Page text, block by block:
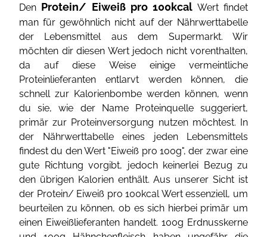
Den Protein/ Eiweiß pro 100kcal Wert findet
man für gewöhnlich nicht auf der Nährwerttabelle
der Lebensmittel aus dem Supermarkt. Wir
möchten dir diesen Wert jedoch nicht vorenthalten,
da auf diese Weise einige vermeintliche
Proteinlieferanten entlarvt werden können, die
schnell zur Kalorienbombe werden können, wenn
du sie, wie der Name Proteinquelle suggeriert,
primär zur Proteinversorgung nutzen möchtest. In
der Nährwerttabelle eines jeden Lebensmittels
findest du den Wert "Eiweiß pro 100g", der zwar eine
gute Richtung vorgibt, jedoch keinerlei Bezug zu
den übrigen Kalorien enthält. Aus unserer Sicht ist
der Protein/ Eiweiß pro 100kcal Wert essenziell, um
beurteilen zu können, ob es sich hierbei primär um
einen Eiweißlieferanten handelt. 100g Erdnusskerne